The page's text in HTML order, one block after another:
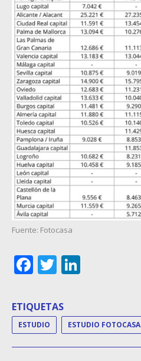
Fuente: Fotocasa
Facebook
Twitter
ETIQUETAS
ESTUDIO ESTUDIO FOTOCASA